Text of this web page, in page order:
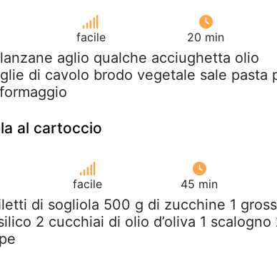
facile 20 min
aglio qualche acciughetta olio
di cavolo brodo vegetale sale pasta
al cartoccio
facile 45 min
di sogliola 500 g di zucchine 1
2 cucchiai di olio d’oliva 1 scalogno